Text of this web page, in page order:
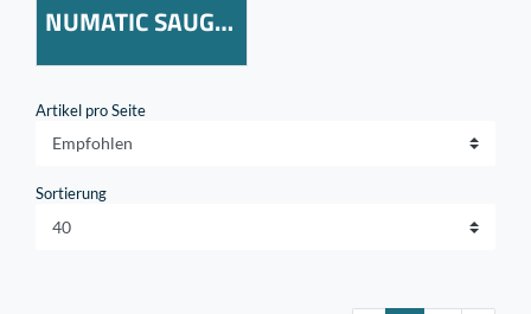
NUMATIC SAUGLIPPEN
Artikel pro Seite
Sortierung